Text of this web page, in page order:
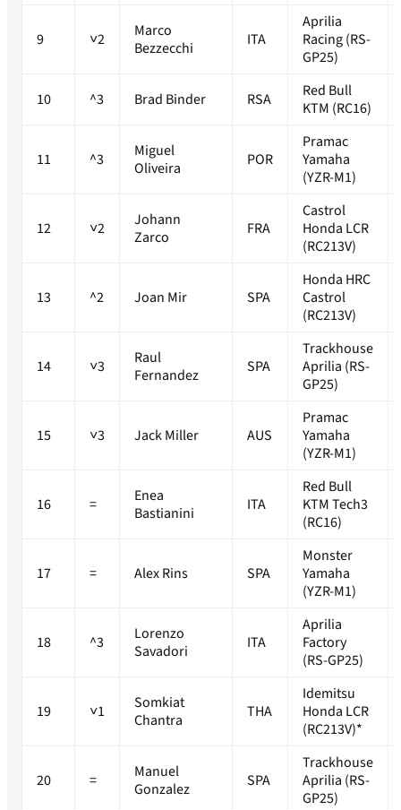
9 ˅2
Marco
Bezzecchi
ITA
Aprilia
Racing (RS-
GP25)
10 ^3 Brad Binder RSA
Red Bull
KTM (RC16)
11 ^3
Miguel
Oliveira
POR
Pramac
Yamaha
(YZR-M1)
12 ˅2
Johann
Zarco
FRA
Castrol
Honda LCR
(RC213V)
13 ^2 Joan Mir SPA
Honda HRC
Castrol
(RC213V)
14 ˅3
Raul
Fernandez
SPA
Trackhouse
Aprilia (RS-
GP25)
15 ˅3 Jack Miller AUS
Pramac
Yamaha
(YZR-M1)
16 =
Enea
Bastianini
ITA
Red Bull
KTM Tech3
(RC16)
17 = Alex Rins SPA
Monster
Yamaha
(YZR-M1)
18 ^3
Lorenzo
Savadori
ITA
Aprilia
Factory
(RS-GP25)
19 ˅1
Somkiat
Chantra
THA
Idemitsu
Honda LCR
(RC213V)*
20 =
Manuel
Gonzalez
SPA
Trackhouse
Aprilia (RS-
GP25)